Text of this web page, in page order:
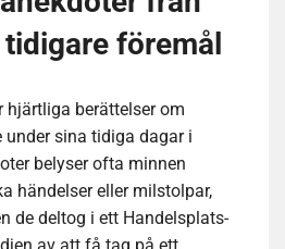
föremål
hjärtliga berättelser om
sina tidiga dagar i
belyser ofta minnen
händelser eller milstolpar,
de deltog i ett Handelsplats-